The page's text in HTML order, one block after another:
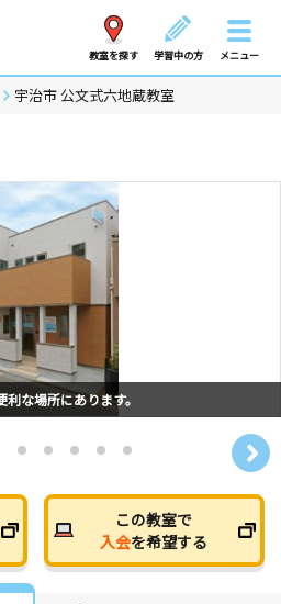
教室を探す 学習中の方 メニュー
宇治市 公文式六地蔵教室
な場所にあります。
この教室で
入会を希望する